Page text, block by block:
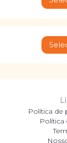
Política de
Política